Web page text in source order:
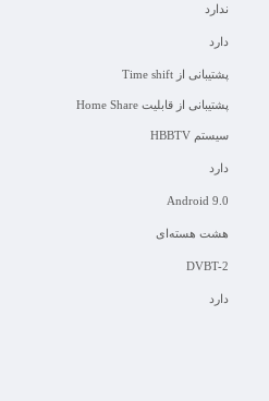
ندارد
دارد
پشتیبانی از Time shift
پشتیبانی از قابلیت Home Share
سیستم HBBTV
دارد
Android 9.0
هشت هسته‌ای
DVBT-2
دارد